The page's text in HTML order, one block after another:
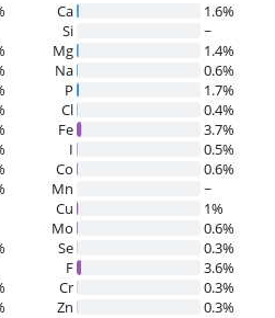
Ca
1.6%
Si
~
Mg
1.4%
Na
0.6%
P
1.7%
Cl
0.4%
Fe
3.7%
I
0.5%
Co
0.6%
Mn
~
Cu
1%
Mo
0.6%
Se
0.3%
F
3.6%
Cr
0.3%
Zn
0.3%